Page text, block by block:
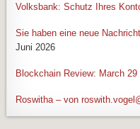
Volksbank: Schutz Ihres
Sie haben eine neue
Juni 2026
Blockchain Review: March 29
Roswitha – von